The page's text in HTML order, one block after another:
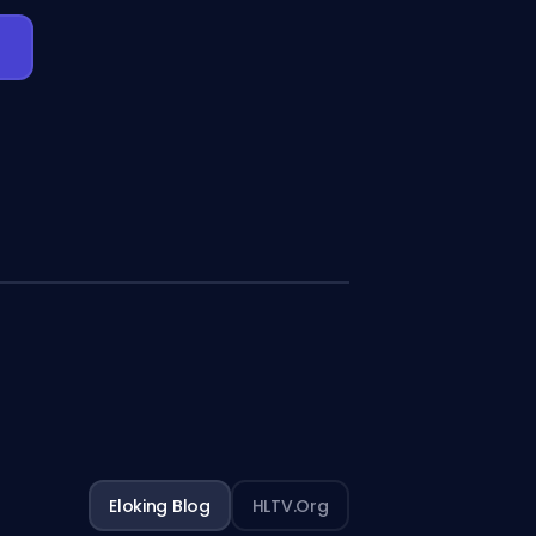
Eloking Blog HLTV.org